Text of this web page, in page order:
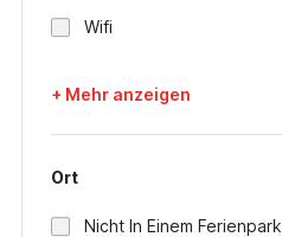
Wifi
+ Mehr anzeigen
Ort
Nicht In Einem Ferienpark